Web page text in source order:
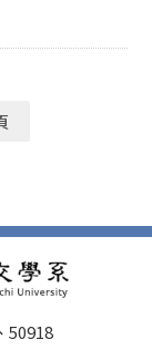
選課系統
50918